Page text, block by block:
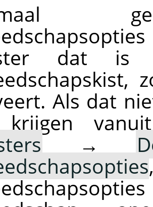
dat is
Als dat
→